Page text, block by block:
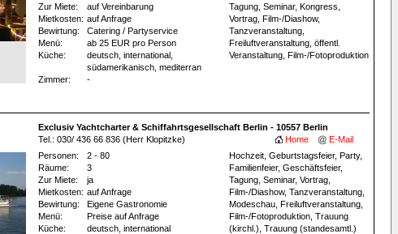
Zur Miete:
auf Vereinbarung
Mietkosten: auf Anfrage
Bewirtung:
Catering / Partyservice
Menü:
ab 25 EUR pro Person
Küche:
deutsch, international,
südamerikanisch, mediterran
Zimmer:
-
Tagung, Seminar, Kongress,
Vortrag, Film-/Diashow,
Tanzveranstaltung,
Freiluftveranstaltung, öffentl.
Veranstaltung, Film-/Fotoproduktion
Exclusiv Yachtcharter & Schiffahrtsgesellschaft Berlin - 10557 Berlin
Tel.: 030/ 436 66 836 (Herr Klopitzke)
Home E-Mail
Personen:
2 - 80
Räume:
3
Zur Miete:
ja
Mietkosten: auf Anfrage
Bewirtung:
Eigene Gastronomie
Menü:
Preise auf Anfrage
Küche:
deutsch, international
Hochzeit, Geburtstagsfeier, Party,
Familienfeier, Geschäftsfeier,
Tagung, Seminar, Vortrag,
Film-/Diashow, Tanzveranstaltung,
Modeschau, Freiluftveranstaltung,
Film-/Fotoproduktion, Trauung
(kirchl.), Trauung (standesamtl.)